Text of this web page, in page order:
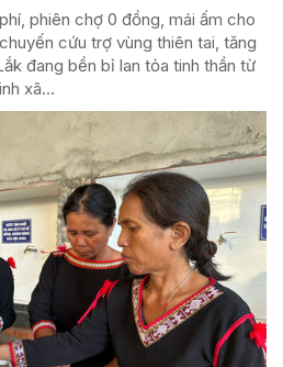
phiên chợ 0 đồng, mái ấm cho
cứu trợ vùng thiên tai, tăng
đang bền bỉ lan tỏa tinh thần từ
xã...